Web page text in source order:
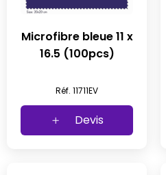
Microfibre bleue 11 x
16.5 (100pcs)
Réf. 11711EV
Devis